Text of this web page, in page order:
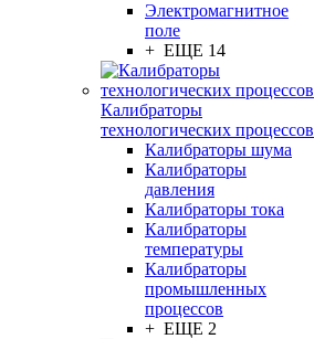
Электромагнитное
поле
+ ЕЩЕ 14
Калибраторы
технологических процессов
Калибраторы шума
Калибраторы
давления
Калибраторы тока
Калибраторы
температуры
Калибраторы
промышленных
процессов
+ ЕЩЕ 2